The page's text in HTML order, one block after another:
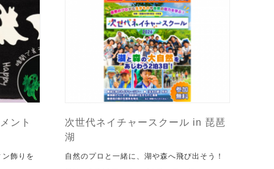
ント
飾りを
次世代ネイチャースクール in 琵琶
湖
自然のプロと一緒に、湖や森へ飛び出そう！